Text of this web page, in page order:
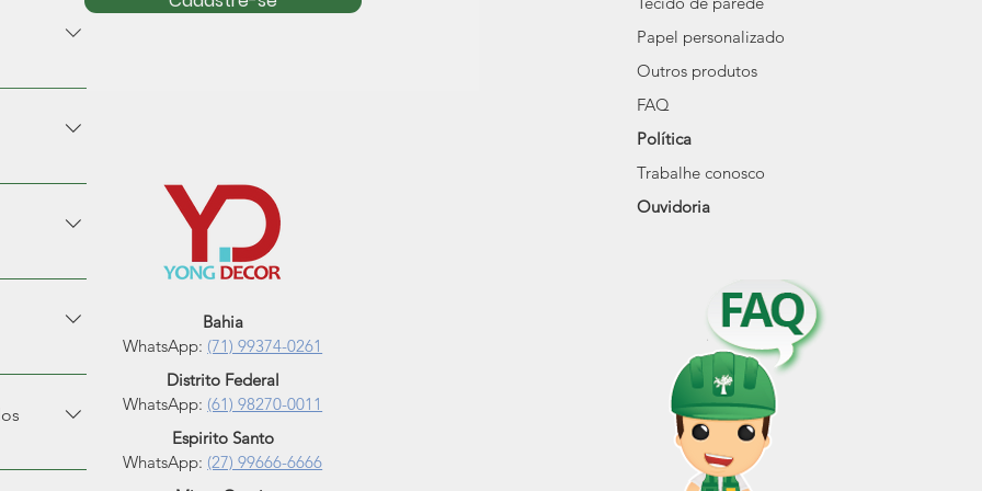
6373
feira |
5540
feira |
AV.
feira |
0758 |
feira |
feira |
Bahia
WhatsApp: (71) 99374-0261
Distrito Federal
WhatsApp: (61) 98270-0011
Espirito Santo
WhatsApp: (27) 99666-6666
Papel personalizado
Outros produtos
FAQ
Política
Trabalhe conosco
Ouvidoria